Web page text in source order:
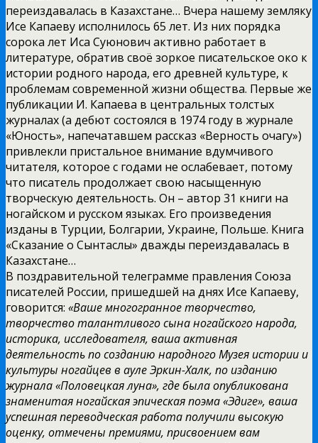
переиздавалась в Казахстане… Вчера нашему земляку
Исе Капаеву исполнилось 65 лет. Из них порядка
сорока лет Иса Суюнович активно работает в
литературе, обратив своё зоркое писательское око к
истории родного народа, его древней культуре, к
проблемам современной жизни общества. Первые же
публикации И. Капаева в центральных толстых
журналах (а дебют состоялся в 1974 году в журнале
«Юность», напечатавшем рассказ «Верность очагу»)
привлекли пристальное внимание вдумчивого
читателя, которое с годами не ослабевает, потому
что писатель продолжает свою насыщенную
творческую деятельность. Он – автор 31 книги на
ногайском и русском языках. Его произведения
изданы в Турции, Болгарии, Украине, Польше. Книга
«Сказание о Сынтаслы» дважды переиздавалась в
Казахстане…
В поздравительной телеграмме правления Союза
писателей России, пришедшей на днях Исе Капаеву,
говорится: «Ваше многогранное творчество,
творчество талантливого сына ногайского народа,
историка, исследователя, ваша активная
деятельность по созданию народного Музея истории и
культуры ногайцев в ауле Эркин-Халк, по изданию
журнала «Половецкая луна», где была опубликована
знаменитая ногайская эпическая поэма «Эдиге», ваша
успешная переводческая работа получили высокую
оценку, отмечены премиями, присвоением вам